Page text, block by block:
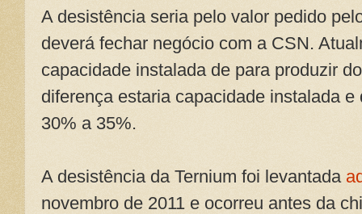
A desistência seria pelo valor pedido
deverá fechar negócio com a CSN.
capacidade instalada de para produzir
diferença estaria capacidade instalada
30% a 35%.
A desistência da Ternium foi levantada
novembro de 2011 e ocorreu antes da